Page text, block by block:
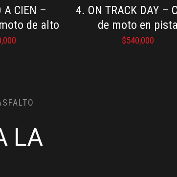
A CIEN –
de alto
4. ON TRACK DAY –
de moto en
$540,000
Y TRAINING
de un completo programa de
LA